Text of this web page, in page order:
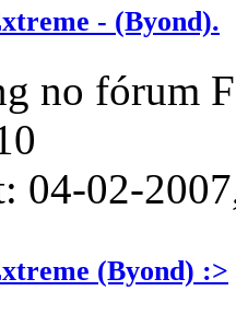
- (Byond).
no fórum
04-02-
(Byond) :>